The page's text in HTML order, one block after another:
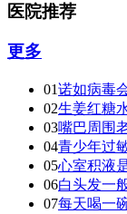
医院推荐
更多
01诺如病毒
02生姜红糖
03嘴巴周围
04青少年过
05心室积液
06白头发一
07每天喝一